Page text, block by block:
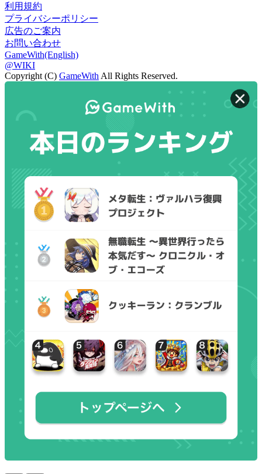
利用規約
プライバシーポリシー
広告のご案内
お問い合わせ
GameWith(English)
@WIKI
Copyright (C) GameWithAll Rights Reserved.